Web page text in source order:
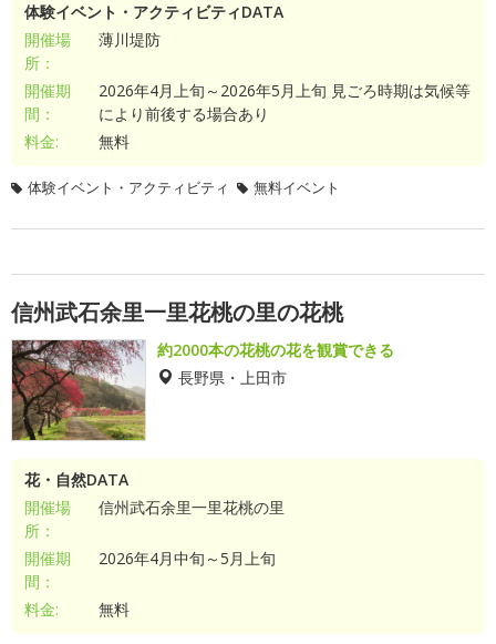
体験イベント・アクティビティDATA
開催場
所：
薄川堤防
開催期
間：
2026年4月上旬～2026年5月上旬 見ごろ時期は気候等
により前後する場合あり
料金:
無料
体験イベント・アクティビティ 無料イベント
信州武石余里一里花桃の里の花桃
約2000本の花桃の花を観賞できる
長野県・上田市
花・自然DATA
開催場
所：
信州武石余里一里花桃の里
開催期
間：
2026年4月中旬～5月上旬
料金: 無料